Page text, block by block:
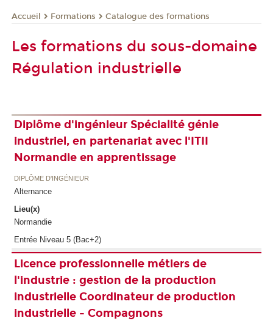
Accueil Formations Catalogue des formations
Les formations du sous-domaine
Régulation industrielle
Diplôme d'ingénieur Spécialité génie
industriel, en partenariat avec l'ITII
Normandie en apprentissage
DIPLÔME D'INGÉNIEUR
Alternance
Lieu(x)
Normandie
Entrée Niveau 5 (Bac+2)
Licence professionnelle métiers de
l'industrie : gestion de la production
industrielle Coordinateur de production
industrielle - Compagnons